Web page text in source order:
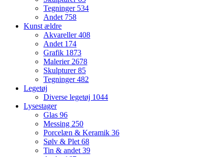
Tegninger 534
Andet 758
Kunst ældre
Akvareller408
Andet 174
Grafik 1873
Malerier 2678
Skulpturer85
Tegninger482
Legetøj
Diverse legetøj 1044
Lysestager
Glas 96
Messing 250
Porcelæn & Keramik 36
Sølv & Plet 68
Tin & andet 39